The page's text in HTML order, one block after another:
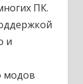
ПК.
и
модов